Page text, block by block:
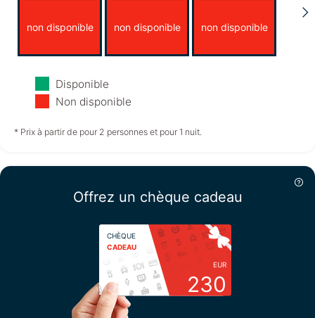
non disponible non disponible non disponible
Jeudi
13/08
non disponible non disponible
16/08
non disponible
Disponible
Non disponible
* Prix à partir de pour 2 personnes et pour 1 nuit.
Offrez un chèque cadeau
CHÈQUE
CADEAU
EUR
230